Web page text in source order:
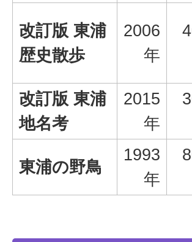
改訂版 東浦
歴史散歩
2006
年
改訂版 東浦
地名考
2015
年
東浦の野鳥
1993
年